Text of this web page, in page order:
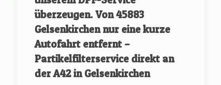
überzeugen. Von45883
Gelsenkirchen nur eine kurze
Autofahrt entfernt –
Partikelfilterservice direkt an
der A42 in Gelsenkirchen